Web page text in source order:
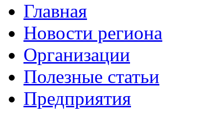
Главная
Новости региона
Организации
Полезные статьи
Предприятия